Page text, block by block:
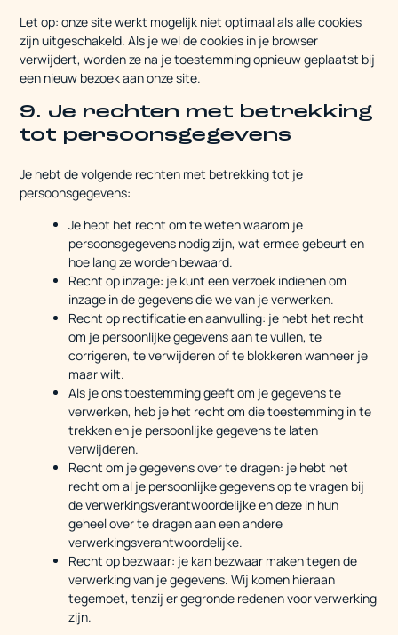
Let op: onze site werkt mogelijk niet optimaal als alle cookies
zijn uitgeschakeld. Als je wel de cookies in je browser
verwijdert, worden ze na je toestemming opnieuw geplaatst bij
een nieuw bezoek aan onze site.
9. Je rechten met betrekking
tot persoonsgegevens
Je hebt de volgende rechten met betrekking tot je
persoonsgegevens:
Je hebt het recht om te weten waarom je
persoonsgegevens nodig zijn, wat ermee gebeurt en
hoe lang ze worden bewaard.
Recht op inzage: je kunt een verzoek indienen om
inzage in de gegevens die we van je verwerken.
Recht op rectificatie en aanvulling: je hebt het recht
om je persoonlijke gegevens aan te vullen, te
corrigeren, te verwijderen of te blokkeren wanneer je
maar wilt.
Als je ons toestemming geeft om je gegevens te
verwerken, heb je het recht om die toestemming in te
trekken en je persoonlijke gegevens te laten
verwijderen.
Recht om je gegevens over te dragen: je hebt het
recht om al je persoonlijke gegevens op te vragen bij
de verwerkingsverantwoordelijke en deze in hun
geheel over te dragen aan een andere
verwerkingsverantwoordelijke.
Recht op bezwaar: je kan bezwaar maken tegen de
verwerking van je gegevens. Wij komen hieraan
tegemoet, tenzij er gegronde redenen voor verwerking
zijn.